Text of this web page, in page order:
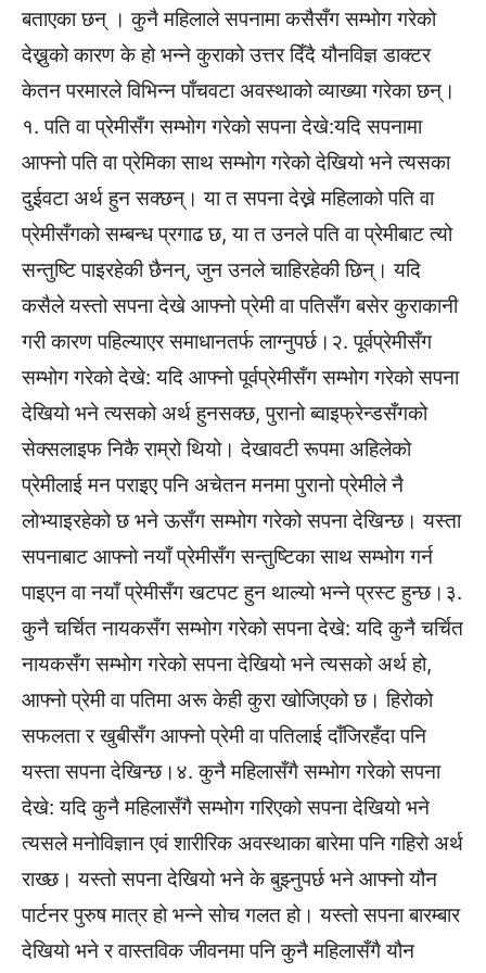
बताएका छन् । कुनै महिलाले सपनामा कसैसँग सम्भोग गरेको
देख्नुको कारण के हो भन्ने कुराको उत्तर दिँदै यौनविज्ञ डाक्टर
केतन परमारले विभिन्न पाँचवटा अवस्थाको व्याख्या गरेका छन्।
१. पति वा प्रेमीसँग सम्भोग गरेको सपना देखे:यदि सपनामा
आफ्नो पति वा प्रेमिका साथ सम्भोग गरेको देखियो भने त्यसका
दुईवटा अर्थ हुन सक्छन्। या त सपना देख्ने महिलाको पति वा
प्रेमीसँगको सम्बन्ध प्रगाढ छ, या त उनले पति वा प्रेमीबाट त्यो
सन्तुष्टि पाइरहेकी छैनन्, जुन उनले चाहिरहेकी छिन्। यदि
कसैले यस्तो सपना देखे आफ्नो प्रेमी वा पतिसँग बसेर कुराकानी
गरी कारण पहिल्याएर समाधानतर्फ लाग्नुपर्छ।२. पूर्वप्रेमीसँग
सम्भोग गरेको देखे: यदि आफ्नो पूर्वप्रेमीसँग सम्भोग गरेको सपना
देखियो भने त्यसको अर्थ हुनसक्छ, पुरानो ब्वाइफ्रेन्डसँगको
सेक्सलाइफ निकै राम्रो थियो। देखावटी रूपमा अहिलेको
प्रेमीलाई मन पराइए पनि अचेतन मनमा पुरानो प्रेमीले नै
लोभ्याइरहेको छ भने ऊसँग सम्भोग गरेको सपना देखिन्छ। यस्ता
सपनाबाट आफ्नो नयाँ प्रेमीसँग सन्तुष्टिका साथ सम्भोग गर्न
पाइएन वा नयाँ प्रेमीसँग खटपट हुन थाल्यो भन्ने प्रस्ट हुन्छ।३.
कुनै चर्चित नायकसँग सम्भोग गरेको सपना देखे: यदि कुनै चर्चित
नायकसँग सम्भोग गरेको सपना देखियो भने त्यसको अर्थ हो,
आफ्नो प्रेमी वा पतिमा अरू केही कुरा खोजिएको छ। हिरोको
सफलता र खुबीसँग आफ्नो प्रेमी वा पतिलाई दाँजिरहँदा पनि
यस्ता सपना देखिन्छ।४. कुनै महिलासँगै सम्भोग गरेको सपना
देखे: यदि कुनै महिलासँगै सम्भोग गरिएको सपना देखियो भने
त्यसले मनोविज्ञान एवं शारीरिक अवस्थाका बारेमा पनि गहिरो अर्थ
राख्छ। यस्तो सपना देखियो भने के बुझ्नुपर्छ भने आफ्नो यौन
पार्टनर पुरुष मात्र हो भन्ने सोच गलत हो। यस्तो सपना बारम्बार
देखियो भने र वास्तविक जीवनमा पनि कुनै महिलासँगै यौन